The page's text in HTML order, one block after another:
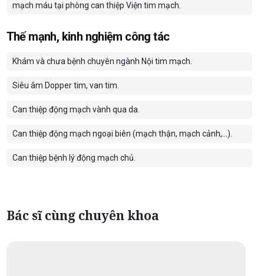
mạch máu tại phòng can thiệp Viện tim mạch.
Thế mạnh, kinh nghiệm công tác
Khám và chưa bệnh chuyên ngành Nội tim mạch.
Siêu âm Dopper tim, van tim.
Can thiệp động mạch vành qua da.
Can thiệp động mạch ngoại biên (mạch thận, mạch cảnh,...).
Can thiệp bệnh lý động mạch chủ.
Bác sĩ cùng chuyên khoa